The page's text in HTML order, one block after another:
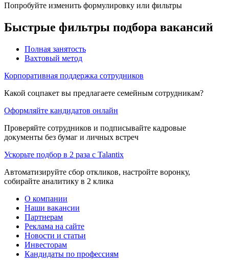
Попробуйте изменить формулировку или фильтры
Быстрые фильтры подбора вакансий
Полная занятость
Вахтовый метод
Корпоративная поддержка сотрудников
Какой соцпакет вы предлагаете семейным сотрудникам?
Оформляйте кандидатов онлайн
Проверяйте сотрудников и подписывайте кадровые
документы без бумаг и личных встреч
Ускорьте подбор в 2 раза с Talantix
Автоматизируйте сбор откликов, настройте воронку,
собирайте аналитику в 2 клика
О компании
Наши вакансии
Партнерам
Реклама на сайте
Новости и статьи
Инвесторам
Кандидаты по профессиям